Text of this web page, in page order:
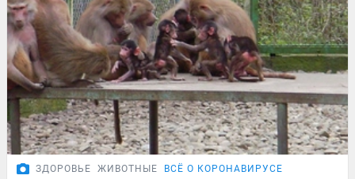
ЗДОРОВЬЕ ЖИВОТНЫЕ ВСЁ О КОРОНАВИРУСЕ